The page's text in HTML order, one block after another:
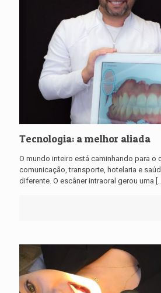
Tecnologia: a melhor aliada
O mundo inteiro está caminhando para o
comunicação, transporte, hotelaria e
diferente. O escâner intraoral gerou uma